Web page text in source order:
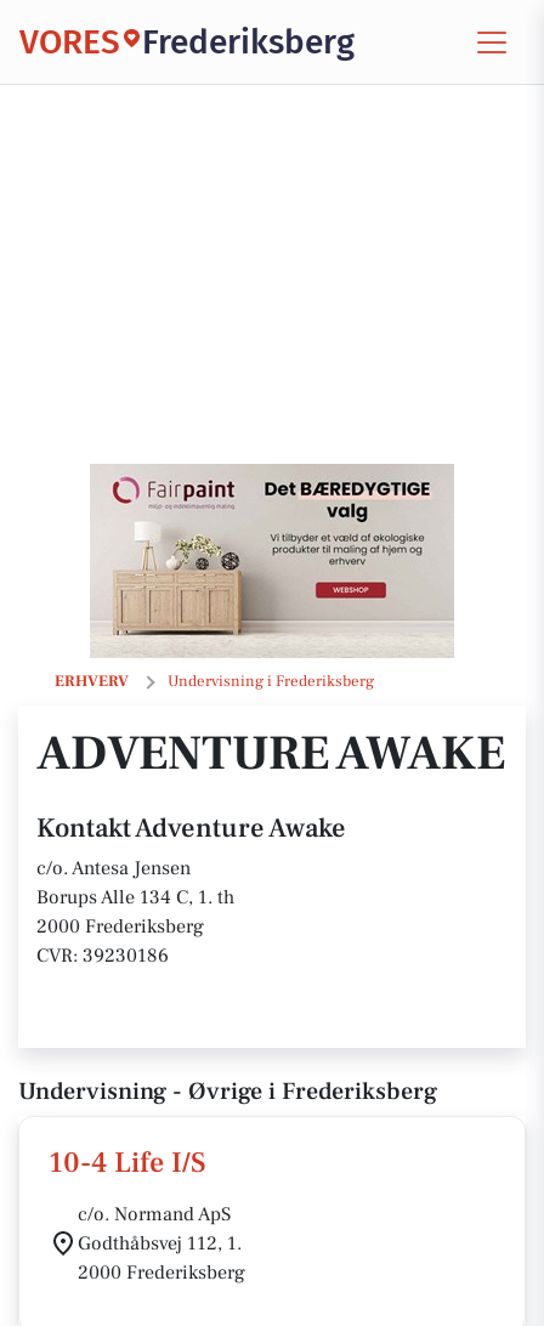
VORES Frederiksberg
ERHVERV Undervisning i Frederiksberg
Adventure Awake
ADVENTURE AWAKE
Kontakt Adventure Awake
c/o. Antesa Jensen
Borups Alle 134 C, 1. th
2000 Frederiksberg
CVR: 39230186
Undervisning - Øvrige i Frederiksberg
10-4 Life I/S
c/o. Normand ApS
Godthåbsvej 112, 1.
2000 Frederiksberg